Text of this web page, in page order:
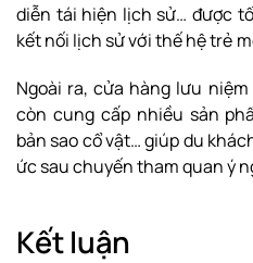
diễn tái hiện lịch sử… được
kết nối lịch sử với thế hệ trẻ
Ngoài ra, cửa hàng lưu
còn cung cấp nhiều sản
bản sao cổ vật… giúp du
ức sau chuyến tham quan ý
Kết luận